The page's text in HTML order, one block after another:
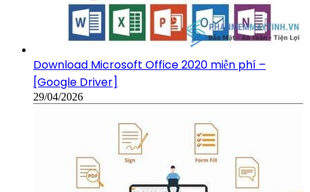
Download Microsoft Office 2020 miễn phí –
[Google Driver]
29/04/2026